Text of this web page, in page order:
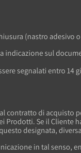
(nastro adesivo
sul
segnalati entro 14
contratto di acquisto
Se il Cliente
designata,
in tal senso,